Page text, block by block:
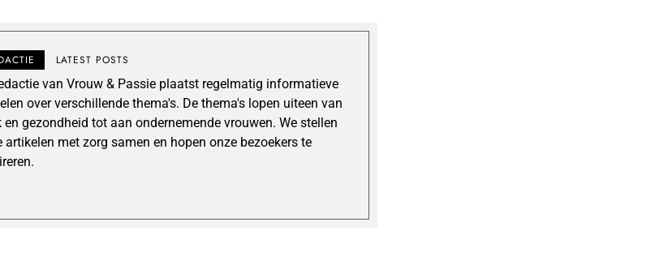
LATEST POSTS
van Vrouw & Passie plaatst regelmatig informatieve
over verschillende thema's. De thema's lopen uiteen van
en gezondheid tot aan ondernemende vrouwen. We stellen
artikelen met zorg samen en hopen onze bezoekers te